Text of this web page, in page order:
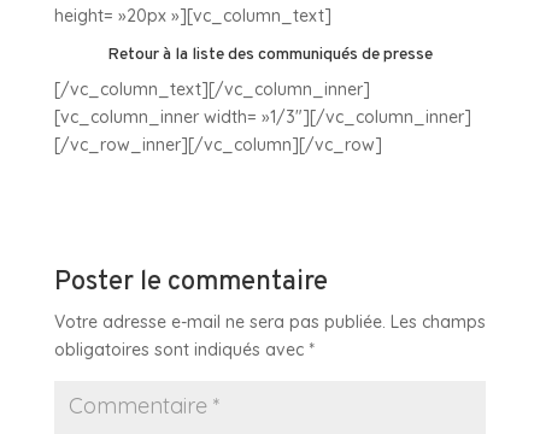
height= »20px »][vc_column_text]
Retour à la liste des communiqués de presse
[/vc_column_text][/vc_column_inner]
[vc_column_inner width= »1/3″][/vc_column_inner]
[/vc_row_inner][/vc_column][/vc_row]
Poster le commentaire
Votre adresse e-mail ne sera pas publiée. Les champs
obligatoires sont indiqués avec *